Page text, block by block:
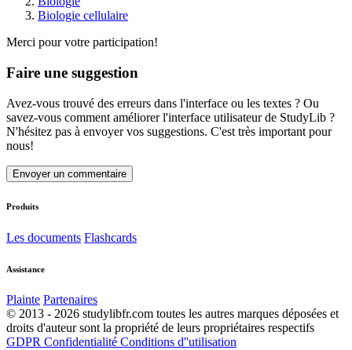
Biologie cellulaire
Merci pour votre participation!
Faire une suggestion
Avez-vous trouvé des erreurs dans l'interface ou les textes ? Ou
savez-vous comment améliorer l'interface utilisateur de StudyLib ?
N'hésitez pas à envoyer vos suggestions. C'est très important pour
nous!
Envoyer un commentaire
Produits
Les documents Flashcards
Assistance
Plainte Partenaires
© 2013 - 2026 studylibfr.com toutes les autres marques déposées et
droits d'auteur sont la propriété de leurs propriétaires respectifs
GDPR Confidentialité Conditions d''utilisation